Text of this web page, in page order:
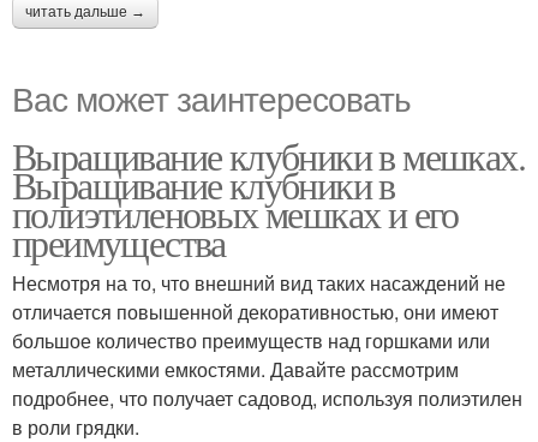
читать дальше →
Вас может заинтересовать
Выращивание клубники в мешках.
Выращивание клубники в
полиэтиленовых мешках и его
преимущества
Несмотря на то, что внешний вид таких насаждений не
отличается повышенной декоративностью, они имеют
большое количество преимуществ над горшками или
металлическими емкостями. Давайте рассмотрим
подробнее, что получает садовод, используя полиэтилен
в роли грядки.